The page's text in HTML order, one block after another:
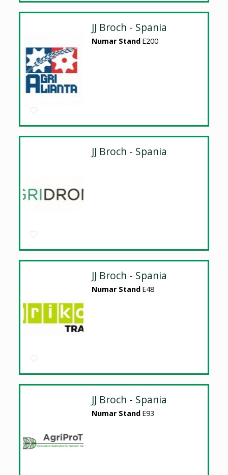
JJ Broch - Spania
Numar Stand E200
JJ Broch - Spania
JJ Broch - Spania
Numar Stand E48
JJ Broch - Spania
Numar Stand E93